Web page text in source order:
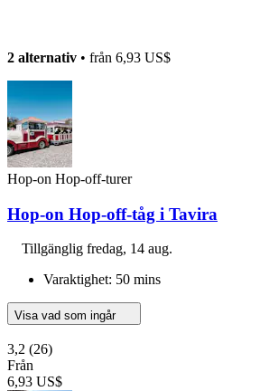
2 alternativ • från 6,93 US$
Hop-on Hop-off-turer
Hop-on Hop-off-tåg i Tavira
Tillgänglig fredag, 14 aug.
Varaktighet: 50 mins
Visa vad som ingår
3,2 (26)
Från
6,93 US$